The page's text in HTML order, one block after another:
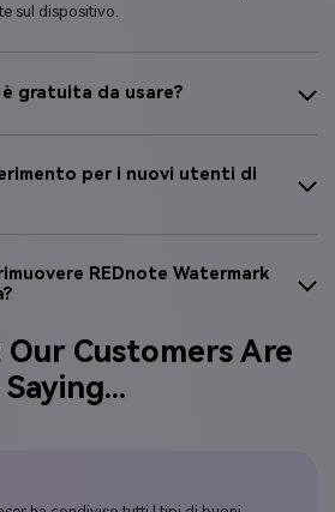
sul dispositivo.
è gratuita da usare?
per i nuovi utenti di
REDnote Watermark
Customers Are
Saying...